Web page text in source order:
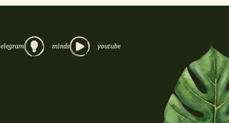
minds youtube